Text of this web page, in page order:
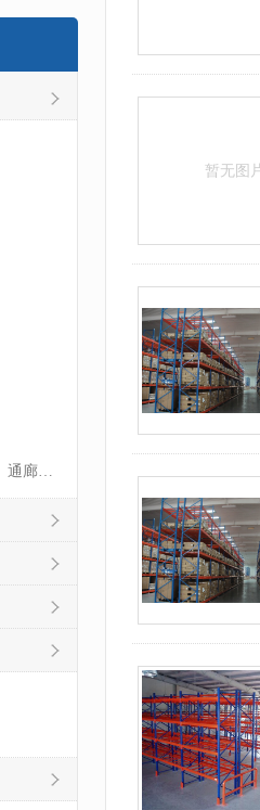
贯通货架、驶入货架、通廊货架
暂无图